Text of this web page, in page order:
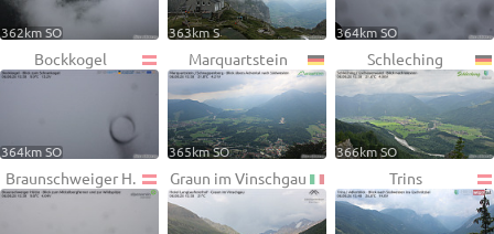
362km SO 363km S 364km SO
Bockkogel
364km SO
Marquartstein
365km SO
Schleching
366km SO
Braunschweiger H. Graun im Vinschgau Trins